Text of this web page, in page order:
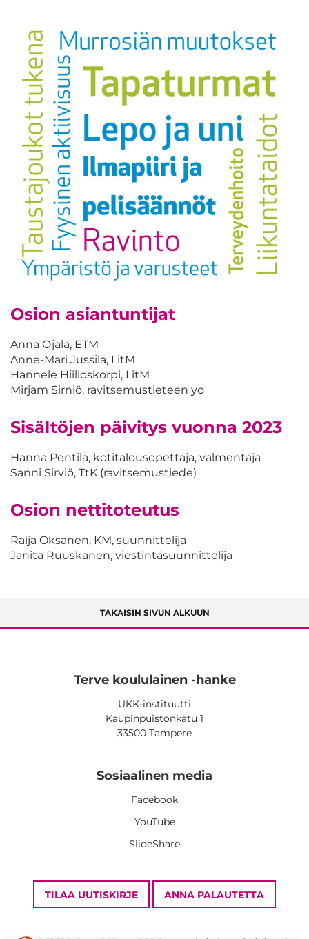
Osion asiantuntijat
Anna Ojala, ETM
Anne-Mari Jussila, LitM
Hannele Hiilloskorpi, LitM
Mirjam Sirniö, ravitsemustieteen yo
Sisältöjen päivitys vuonna 2023
Hanna Pentilä, kotitalousopettaja, valmentaja
Sanni Sirviö, TtK (ravitsemustiede)
Osion nettitoteutus
Raija Oksanen, KM, suunnittelija
Janita Ruuskanen, viestintäsuunnittelija
TAKAISIN SIVUN ALKUUN
Terve koululainen -hanke
UKK-instituutti
Kaupinpuistonkatu 1
33500 Tampere
Sosiaalinen media
Facebook
YouTube
SlideShare
TILAA UUTISKIRJE ANNA PALAUTETTA